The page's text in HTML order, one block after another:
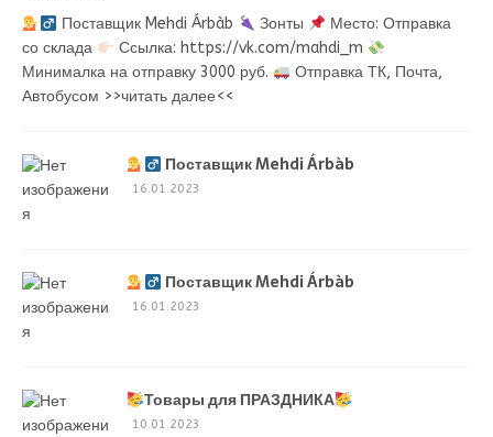
Поставщик Mehdi Árbàb Зонты
Место: Отправка
со склада
Ссылка: https://vk.com/mahdi_m
Минималка на отправку 3000 руб.
Отправка ТК, Почта,
Автобусом >>читать далее<<
Поставщик Mehdi Árbàb
16.01.2023
Поставщик Mehdi Árbàb
16.01.2023
Товары для ПРАЗДНИКА
10.01.2023